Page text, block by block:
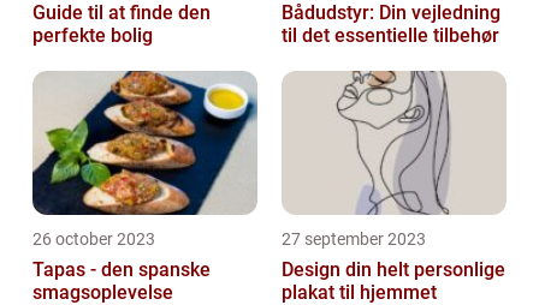
Guide til at finde den
perfekte bolig
Bådudstyr: Din vejledning
til det essentielle tilbehør
26 october 2023
Tapas - den spanske
smagsoplevelse
27 september 2023
Design din helt personlige
plakat til hjemmet